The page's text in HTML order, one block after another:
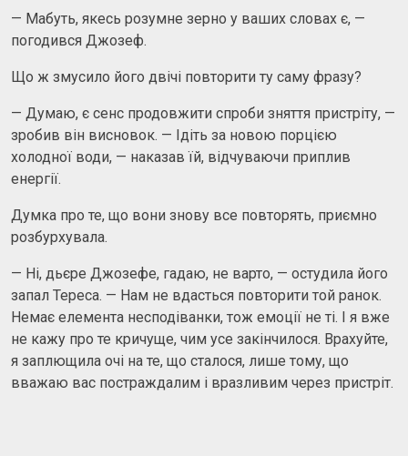
— Мабуть, якесь розумне зерно у ваших словах є, —
погодився Джозеф.
Що ж змусило його двічі повторити ту саму фразу?
— Думаю, є сенс продовжити спроби зняття пристріту, —
зробив він висновок. — Ідіть за новою порцією
холодної води, — наказав їй, відчуваючи приплив
енергії.
Думка про те, що вони знову все повторять, приємно
розбурхувала.
— Ні, дьєре Джозефе, гадаю, не варто, — остудила його
запал Тереса. — Нам не вдасться повторити той ранок.
Немає елемента несподіванки, тож емоції не ті. І я вже
не кажу про те кричуще, чим усе закінчилося. Врахуйте,
я заплющила очі на те, що сталося, лише тому, що
вважаю вас постраждалим і вразливим через пристріт.